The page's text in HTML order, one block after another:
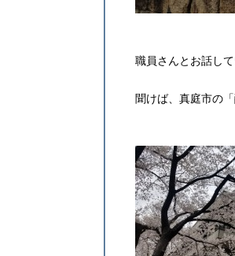
職員さんとお話し
聞けば、真庭市の